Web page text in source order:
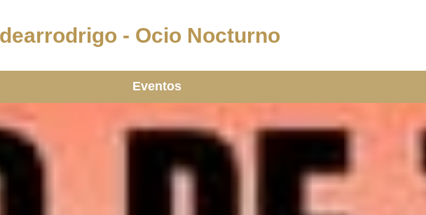
- Ocio Nocturno
Eventos